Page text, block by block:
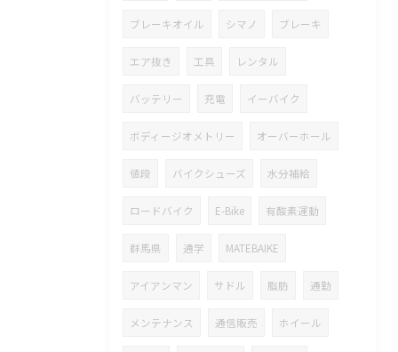
ブレーキオイル シマノ ブレーキ
エア抜き 工具 レンタル
バッテリー 充電 イーバイク
ボディージオメトリー オーバーホール
値段 バイクシューズ 水分補給
ロードバイク E-Bike 有酸素運動
群馬県 通学 MATEBAIKE
アイアンマン サドル 脂肪 通勤
メンテナンス 通信販売 ホイール